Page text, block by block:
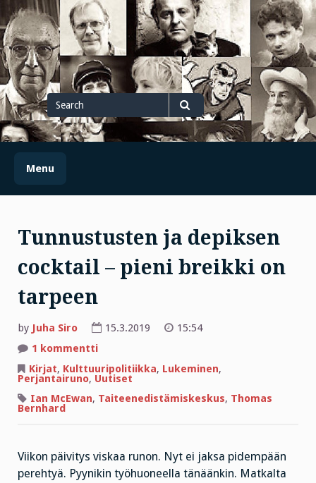
Skip
to
content
Search
for
Search
Menu
Tunnustusten ja depiksen
cocktail – pieni breikki on
tarpeen
by Juha Siro 15.3.2019
15:54
1 kommenttiartikkeliin
ja
depiksen
–
Kirjat, Kulttuuripolitiikka, Lukeminen,
Perjantairuno, Uutiset
Ian McEwan, Taiteenedistämiskeskus, Thomas
Bernhard
Viikon päivitys viskaa runon. Nyt ei jaksa pidempään
perehtyä. Pyynikin työhuoneella tänäänkin. Matkalta